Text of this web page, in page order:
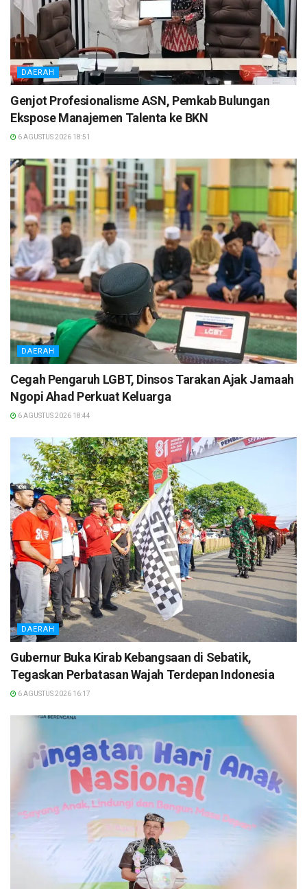
DAERAH
Genjot Profesionalisme ASN, Pemkab Bulungan
Ekspose Manajemen Talenta ke BKN
6 AGUSTUS 2026 18:51
DAERAH
Cegah Pengaruh LGBT, Dinsos Tarakan Ajak Jamaah
Ngopi Ahad Perkuat Keluarga
6 AGUSTUS 2026 18:44
DAERAH
Gubernur Buka Kirab Kebangsaan di Sebatik,
Tegaskan Perbatasan Wajah Terdepan Indonesia
6 AGUSTUS 2026 16:17